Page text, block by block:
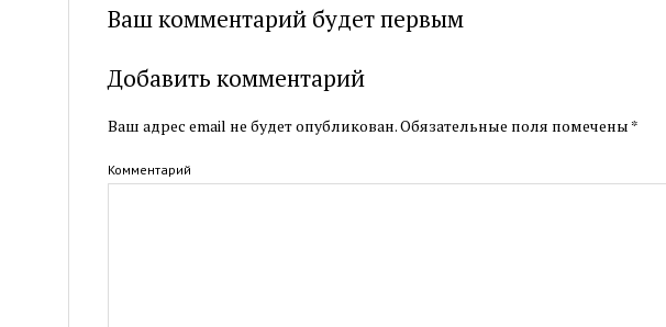
Ваш комментарий будет первым
Добавить комментарий
Ваш адрес email не будет опубликован.Обязательные поля помечены *
Комментарий